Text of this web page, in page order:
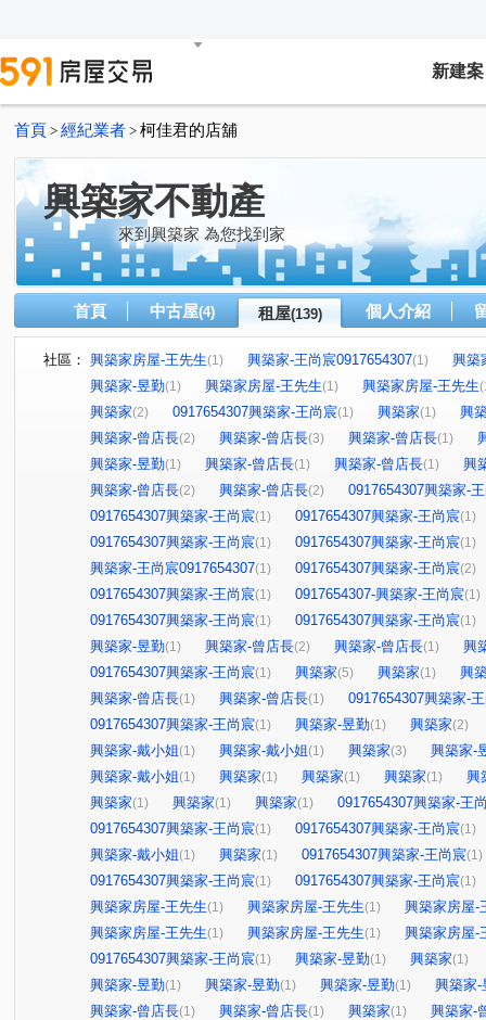
新建案
首頁 > 經紀業者 > 柯佳君的店舖
興築家不動產
來到興築家 為您找到家
首頁 中古屋(4) 租屋(139) 個人介紹
社區： 興築家房屋-王先生(1) 興築家-王尚宸0917654307(1)
興築
興築家-昱勤(1) 興築家房屋-王先生(1) 興築家房屋-王先生
興築家(2) 0917654307興築家-王尚宸(1) 興築家(1)
興
興築家-曾店長(2) 興築家-曾店長(3) 興築家-曾店長(1)
興築家-昱勤(1) 興築家-曾店長(1) 興築家-曾店長(1)
興
興築家-曾店長(2) 興築家-曾店長(2)
0917654307興築家-
0917654307興築家-王尚宸(1) 0917654307興築家-王尚宸(1)
0917654307興築家-王尚宸(1) 0917654307興築家-王尚宸(1)
興築家-王尚宸0917654307(1) 0917654307興築家-王尚宸(2)
0917654307興築家-王尚宸(1) 0917654307-興築家-王尚宸(1)
0917654307興築家-王尚宸(1) 0917654307興築家-王尚宸(1)
興築家-昱勤(1) 興築家-曾店長(2) 興築家-曾店長(1)
興
0917654307興築家-王尚宸(1) 興築家(5) 興築家(1)
興
興築家-曾店長(1) 興築家-曾店長(1)
0917654307興築家-
0917654307興築家-王尚宸(1) 興築家-昱勤(1) 興築家(2)
興築家-戴小姐(1) 興築家-戴小姐(1) 興築家(3)
興築家-
興築家-戴小姐(1) 興築家(1) 興築家(1) 興築家(1)
興
興築家(1) 興築家(1) 興築家(1)
0917654307興築家-王
0917654307興築家-王尚宸(1) 0917654307興築家-王尚宸(1)
興築家-戴小姐(1) 興築家(1) 0917654307興築家-王尚宸(1)
0917654307興築家-王尚宸(1) 0917654307興築家-王尚宸(1)
興築家房屋-王先生(1) 興築家房屋-王先生(1)
興築家房屋-
興築家房屋-王先生(1) 興築家房屋-王先生(1)
興築家房屋-
0917654307興築家-王尚宸(1) 興築家-昱勤(1) 興築家(1)
興築家-昱勤(1) 興築家-昱勤(1) 興築家-昱勤(1)
興築家-
興築家-曾店長(1) 興築家-曾店長(1) 興築家(1)
興築家-